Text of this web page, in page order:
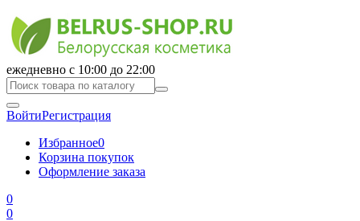
ежедневно с 10:00 до 22:00
ВойтиРегистрация
Избранное0
Корзина покупок
Оформление заказа
0
0